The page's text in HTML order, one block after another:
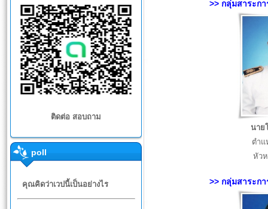
ติดต่อ สอบถาม
poll
คุณคิดว่าเวปนี้เป็นอย่างไร
>> กลุ่มสาระก
นาย
ตำ
หัว
>> กลุ่มสาระก